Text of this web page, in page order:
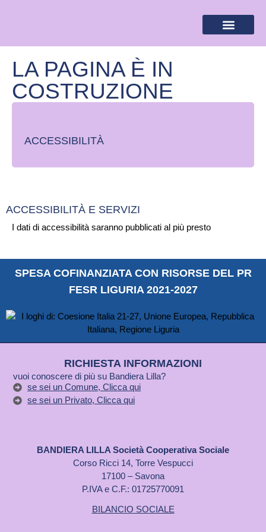
LA PAGINA È IN
COSTRUZIONE
ACCESSIBILITÀ
I dati di accessibilità saranno pubblicati al più presto
ACCESSIBILITÀ E SERVIZI
SPESA COFINANZIATA CON RISORSE DEL PR
FESR LIGURIA 2021-2027
RICHIESTA INFORMAZIONI
vuoi conoscere di più su Bandiera Lilla?
se sei un Comune, Clicca qui
se sei un Privato, Clicca qui
BANDIERA LILLA Società Cooperativa Sociale
Corso Ricci 14, Torre Vespucci
17100 – Savona
P.IVA e C.F.: 01725770091
BILANCIO SOCIALE